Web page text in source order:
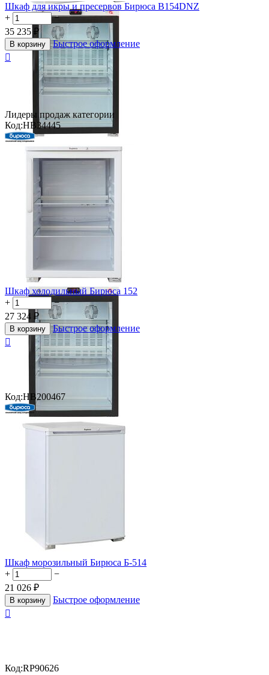
Шкаф для икры и пресервов Бирюса B154DNZ
+
−
35 235 ₽
В корзину
Быстрое оформление

Лидеры продаж категории
Код:HB34445
Шкаф холодильный Бирюса 152
+
−
27 324 ₽
В корзину
Быстрое оформление

Код:HB200467
Шкаф морозильный Бирюса Б-514
+
−
21 026 ₽
В корзину
Быстрое оформление

Код:RP90626